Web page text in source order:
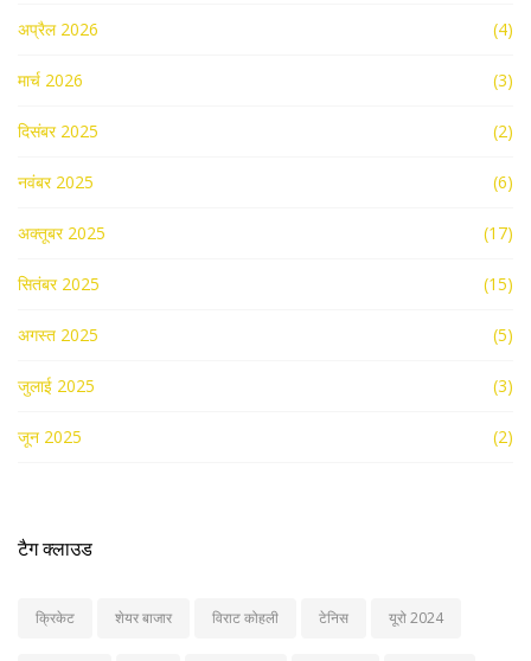
अप्रैल 2026 (4)
मार्च 2026 (3)
दिसंबर 2025 (2)
नवंबर 2025 (6)
अक्तूबर 2025 (17)
सितंबर 2025 (15)
अगस्त 2025 (5)
जुलाई 2025 (3)
जून 2025 (2)
टैग क्लाउड
क्रिकेट शेयर बाजार विराट कोहली टेनिस यूरो 2024